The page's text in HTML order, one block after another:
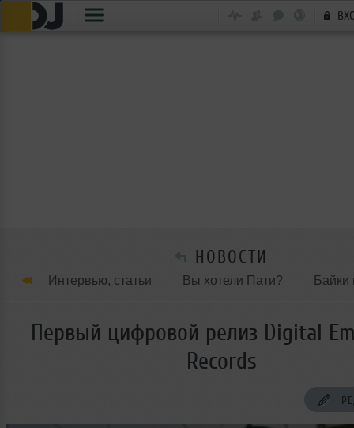
НОВОСТИ
Интервью, статьи Вы хотели Пати? Байки
Танцевальные стили Обзоры Вечеринок и
Мужчина & Женщина
Первый цифровой релиз Digital
Records